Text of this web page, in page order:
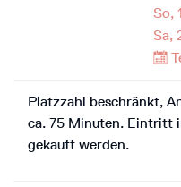
So,
Sa,
Platzzahl beschränkt,
ca. 75 Minuten. Eintritt
gekauft werden.